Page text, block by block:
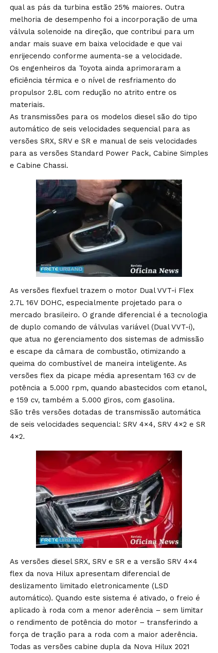
qual as pás da turbina estão 25% maiores. Outra
melhoria de desempenho foi a incorporação de uma
válvula solenoide na direção, que contribui para um
andar mais suave em baixa velocidade e que vai
enrijecendo conforme aumenta-se a velocidade.
Os engenheiros da Toyota ainda aprimoraram a
eficiência térmica e o nível de resfriamento do
propulsor 2.8L com redução no atrito entre os
materiais.
As transmissões para os modelos diesel são do tipo
automático de seis velocidades sequencial para as
versões SRX, SRV e SR e manual de seis velocidades
para as versões Standard Power Pack, Cabine Simples
e Cabine Chassi.
As versões flexfuel trazem o motor Dual VVT-i Flex
2.7L 16V DOHC, especialmente projetado para o
mercado brasileiro. O grande diferencial é a tecnologia
de duplo comando de válvulas variável (Dual VVT-i),
que atua no gerenciamento dos sistemas de admissão
e escape da câmara de combustão, otimizando a
queima do combustível de maneira inteligente. As
versões flex da picape média apresentam 163 cv de
potência a 5.000 rpm, quando abastecidos com etanol,
e 159 cv, também a 5.000 giros, com gasolina.
São três versões dotadas de transmissão automática
de seis velocidades sequencial: SRV 4×4, SRV 4×2 e SR
4×2.
As versões diesel SRX, SRV e SR e a versão SRV 4×4
flex da nova Hilux apresentam diferencial de
deslizamento limitado eletronicamente (LSD
automático). Quando este sistema é ativado, o freio é
aplicado à roda com a menor aderência – sem limitar
o rendimento de potência do motor – transferindo a
força de tração para a roda com a maior aderência.
Todas as versões cabine dupla da Nova Hilux 2021